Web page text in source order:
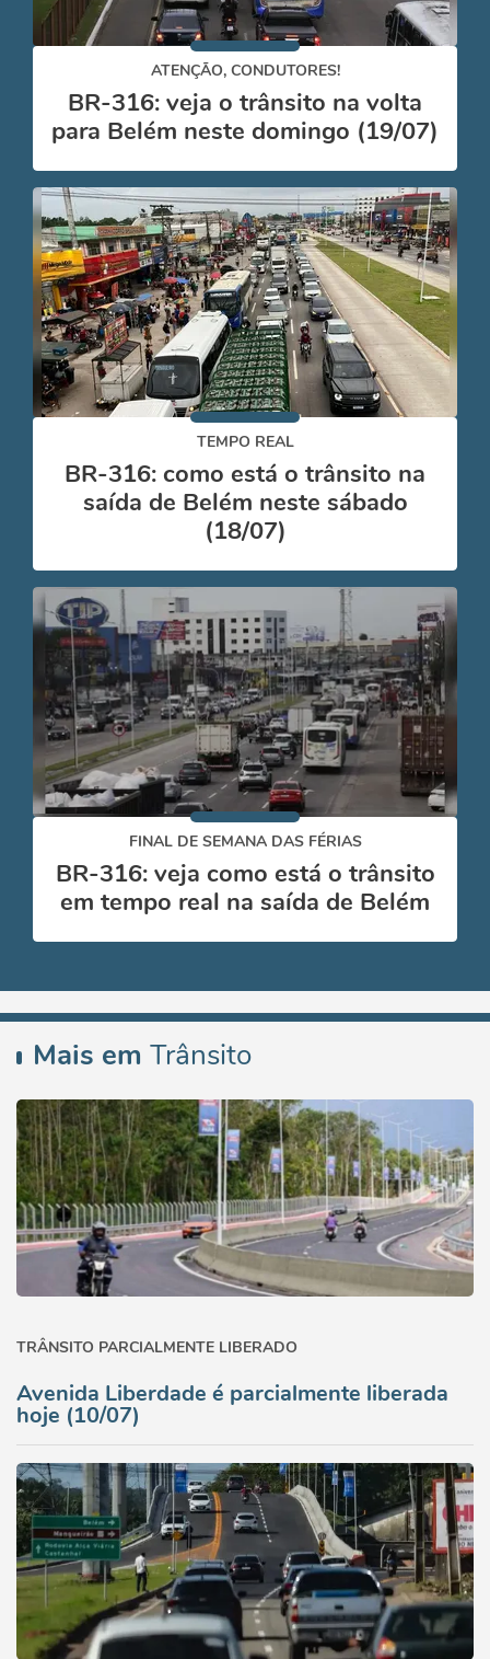
ATENÇÃO, CONDUTORES!
BR-316: veja o trânsito na volta
para Belém neste domingo (19/07)
TEMPO REAL
BR-316: como está o trânsito na
saída de Belém neste sábado
(18/07)
FINAL DE SEMANA DAS FÉRIAS
BR-316: veja como está o trânsito
em tempo real na saída de Belém
Mais em Trânsito
TRÂNSITO PARCIALMENTE LIBERADO
Avenida Liberdade é parcialmente liberada
hoje (10/07)